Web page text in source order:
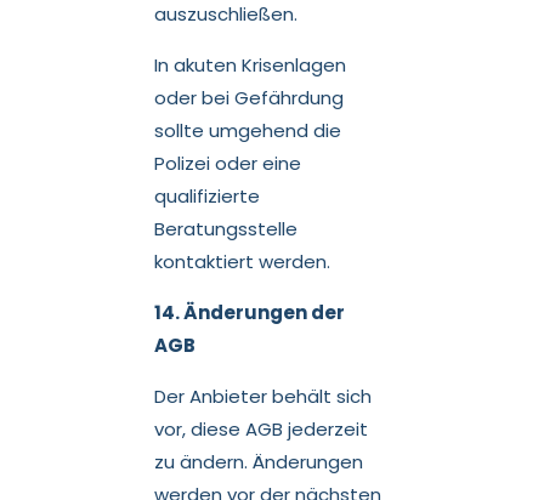
auszuschließen.
In akuten Krisenlagen
oder bei Gefährdung
sollte umgehend die
Polizei oder eine
qualifizierte
Beratungsstelle
kontaktiert werden.
14. Änderungen der
AGB
Der Anbieter behält sich
vor, diese AGB jederzeit
zu ändern. Änderungen
werden vor der nächsten